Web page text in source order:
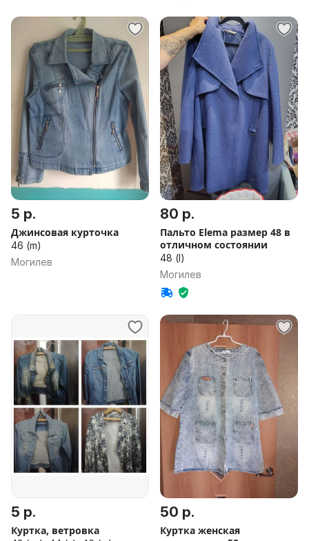
5 р.
Джинсовая курточка
46 (m)
Могилев
80 р.
Пальто Elema размер 48 в
отличном состоянии
48 (l)
Могилев
5 р.
Куртка, ветровка
50 р.
Куртка женская